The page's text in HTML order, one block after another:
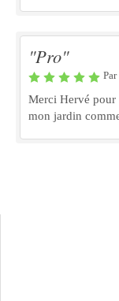
"Pro"
Par
Merci Hervé pour
mon jardin